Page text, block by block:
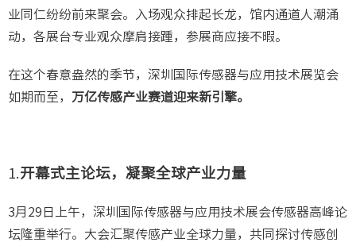
业同仁纷纷前来聚会。入场观众排起长龙，馆内通道人潮涌
动，各展台专业观众摩肩接踵，参展商应接不暇。
在这个春意盎然的季节，深圳国际传感器与应用技术展览会
如期而至， 万亿传感产业赛道迎来新引擎。
1. 开幕式主论坛， 凝聚全球产业力量
3月29日上午，深圳国际传感器与应用技术展会传感器高峰论
坛隆重举行。大会汇聚传感产业全球力量，共同探讨传感创